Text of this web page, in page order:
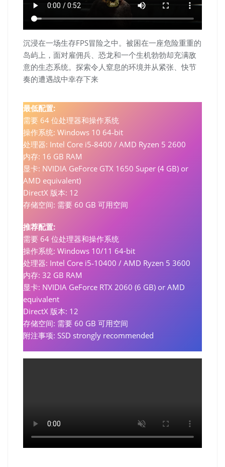
沉浸在一场生存FPS冒险之中。被困在一座危险重重的
岛屿上，面对雇佣兵、恐龙和一个生机勃勃却充满敌
意的生态系统。探索令人窒息的环境并从紧张、快节
奏的遭遇战中幸存下来
最低配置:
需要 64 位处理器和操作系统
操作系统: Windows 10 64‑bit
处理器: Intel Core i5‑8400 / AMD Ryzen 5 2600
内存: 16 GB RAM
显卡: NVIDIA GeForce GTX 1650 Super (4 GB) or
AMD equivalent)
DirectX 版本: 12
存储空间: 需要 60 GB 可用空间
推荐配置:
需要 64 位处理器和操作系统
操作系统: Windows 10/11 64-bit
处理器: Intel Core i5‑10400 / AMD Ryzen 5 3600
内存: 32 GB RAM
显卡: NVIDIA GeForce RTX 2060 (6 GB) or AMD
equivalent
DirectX 版本: 12
存储空间: 需要 60 GB 可用空间
附注事项: SSD strongly recommended